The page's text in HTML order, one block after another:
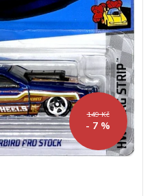
149 Kč
- 7 %